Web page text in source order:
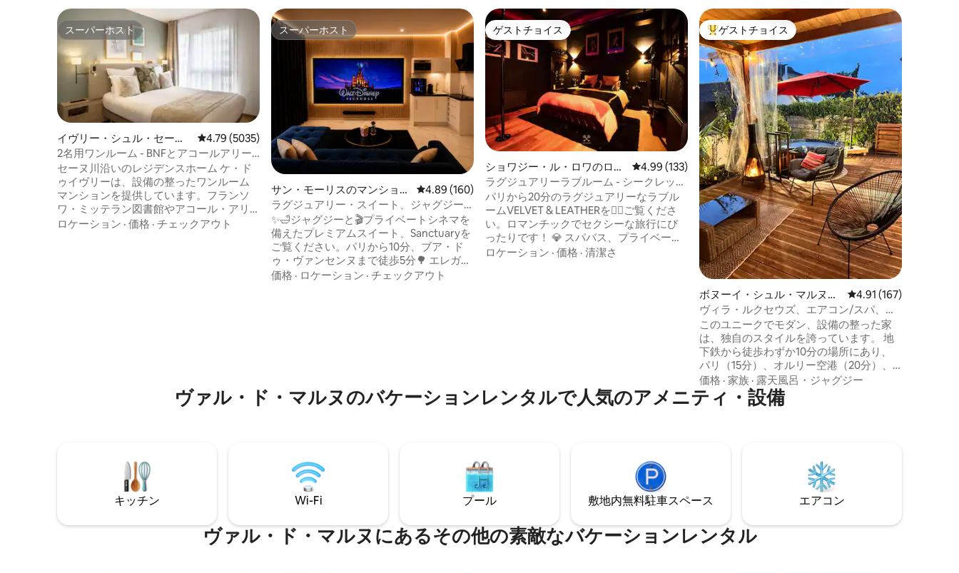
スーパーホスト
スーパーホスト
イヴリー・シュル・セーヌ
のマンション・アパート
レビュー5035件、5つ星中4.79つ星の平均評価
4.79 (5035)
2名用ワンルーム - BNFとアコールアリー
ナベルシーの近く
セーヌ川沿いのレジデンスホーム ケ・ド
ゥイヴリーは、設備の整ったワンルーム
マンションを提供しています。フランソ
ワ・ミッテラン図書館やアコール・アリ
ーナ・ベルシーに近く、24時間対応のレ
ロケーション · 価格 · チェックアウト
スーパーホスト
スーパーホスト
サン・モーリスのマンショ
ン・アパート
レビュー160件、5つ星中4.89つ星の平均評価
4.89 (160)
ラグジュアリー・スイート、ジャグジー
＆シネマルーム – パリまで10分
✨️🛁ジャグジーと🎬プライベートシネマを
備えたプレミアムスイート、Sanctuaryを
ご覧ください。パリから10分、ブア・ド
ゥ・ヴァンセンヌまで徒歩5分🌳 エレガン
トで落ち着いた雰囲気の中で、ウェルビ
価格 · ロケーション · チェックアウト
ゲストチョイス
ゲストチョイス
ショワジー・ル・ロワのロフ
ト
レビュー133件、5つ星中4.99つ星の平均評価
4.99 (133)
ラグジュアリーラブルーム - シークレット
ルームBDSM - スパ＆映画館
パリから20分のラグジュアリーなラブル
ームVELVET & LEATHERを❤️‍🔥ご覧くださ
い。ロマンチックでセクシーな旅行にぴ
ったりです！ 💎 スパバス、プライベート
サウナ、雲のようなキングサイズベッ
ロケーション · 価格 · 清潔さ
大好評のゲストチョイスです。
ゲストチョイス
ボヌーイ・シュル・マルヌの
ヴィラ
レビュー167件、5つ
4.91 (167)
ヴィラ・ルクセウズ、エアコン/スパ、パ
リ、オルリー空港、ディズニー近く
このユニークでモダン、設備の整った家
は、独自のスタイルを誇っています。 地
下鉄から徒歩わずか10分の場所にあり、
パリ（15分）、オルリー空港（20分）、
ディズニーランド（30分）へのアクセス
が便利です。 2つの寝室、キッチン、リビ
ングルーム、ダイニングエリア、2つのバ
ーベキュー、緑に囲まれた美しいテラス
で忘れられないひとときをお楽しみくだ
さい。
価格 · 家族 · 露天風呂・ジャグジー
ヴァル・ド・マルヌのバケーションレンタルで人気のアメニティ・設備
キッチン Wi-Fi プール 敷地内無料駐⁠車ス⁠ペ⁠ー⁠ス エアコン
ヴァル・ド・マルヌにあるその他の素敵なバケーションレンタル